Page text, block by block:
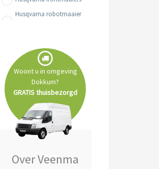
Husqvarna robotmaaier
REINIGING- & MACHINES
Robotmaaiers
Tuin- & Park machines
Zitmaaiers
Woont u in omgeving
Dokkum?
GRATIS thuisbezorgd
Over Veenma